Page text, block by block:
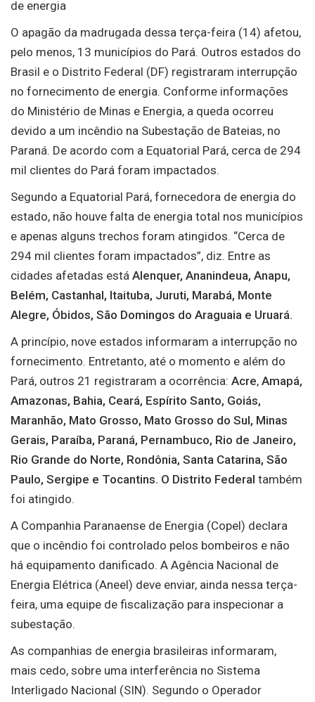
de energia
O apagão da madrugada dessa terça-feira (14) afetou,
pelo menos, 13 municípios do Pará. Outros estados do
Brasil e o Distrito Federal (DF) registraram interrupção
no fornecimento de energia. Conforme informações
do Ministério de Minas e Energia, a queda ocorreu
devido a um incêndio na Subestação de Bateias, no
Paraná. De acordo com a Equatorial Pará, cerca de 294
mil clientes do Pará foram impactados.
Segundo a Equatorial Pará, fornecedora de energia do
estado, não houve falta de energia total nos municípios
e apenas alguns trechos foram atingidos. “Cerca de
294 mil clientes foram impactados”, diz. Entre as
cidades afetadas está Alenquer, Ananindeua, Anapu,
Belém, Castanhal, Itaituba, Juruti, Marabá, Monte
Alegre, Óbidos, São Domingos do Araguaia e Uruará.
A princípio, nove estados informaram a interrupção no
fornecimento. Entretanto, até o momento e além do
Pará, outros 21 registraram a ocorrência: Acre, Amapá,
Amazonas, Bahia, Ceará, Espírito Santo, Goiás,
Maranhão, Mato Grosso, Mato Grosso do Sul, Minas
Gerais, Paraíba, Paraná, Pernambuco, Rio de Janeiro,
Rio Grande do Norte, Rondônia, Santa Catarina, São
Paulo, Sergipe e Tocantins. O Distrito Federal também
foi atingido.
A Companhia Paranaense de Energia (Copel) declara
que o incêndio foi controlado pelos bombeiros e não
há equipamento danificado. A Agência Nacional de
Energia Elétrica (Aneel) deve enviar, ainda nessa terça-
feira, uma equipe de fiscalização para inspecionar a
subestação.
As companhias de energia brasileiras informaram,
mais cedo, sobre uma interferência no Sistema
Interligado Nacional (SIN). Segundo o Operador